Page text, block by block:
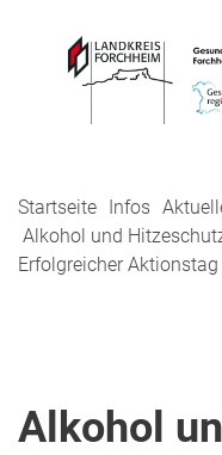
Startseite Infos
Alkohol und
Erfolgreicher
Alkohol